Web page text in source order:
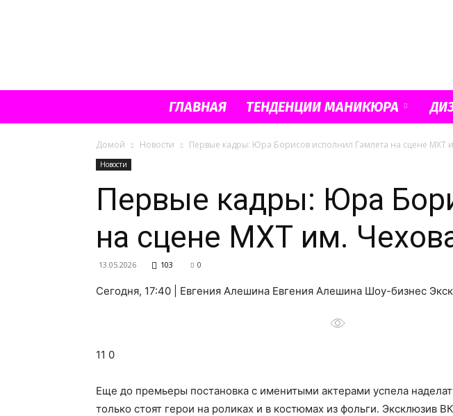
ГЛАВНАЯ ТЕНДЕНЦИИ МАНИКЮРА
Домой Новости Первые кадры: Юра Борисов исполнил Гамлета на сцене МХТ
Новости
Первые кадры: Юра
на сцене МХТ им.
13.05.2026 103 0
Сегодня, 17:40 | Евгения Алешина Евгения Алешина Шоу-бизнес
11 0
Еще до премьеры постановка с именитыми актерами успела
только стоят герои на роликах и в костюмах из фольги. Эксклюзив